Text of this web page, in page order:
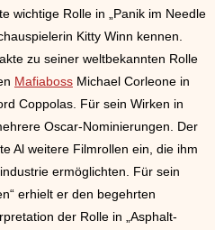
wichtige Rolle in „Panik im Needle
Kitty Winn kennen.
zu seiner weltbekannten Rolle
Mafiaboss Michael Corleone in
Coppolas. Für sein Wirken in
Oscar-Nominierungen. Der
Al weitere Filmrollen ein, die ihm
ermöglichten. Für sein
erhielt er den begehrten
der Rolle in „Asphalt-